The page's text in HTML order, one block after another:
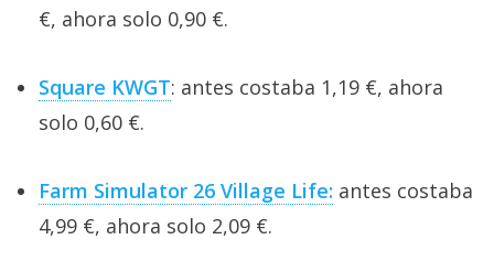
€, ahora solo 0,90 €.
Square KWGT: antes costaba 1,19 €, ahora
solo 0,60 €.
Farm Simulator 26 Village Life: antes costaba
4,99 €, ahora solo 2,09 €.